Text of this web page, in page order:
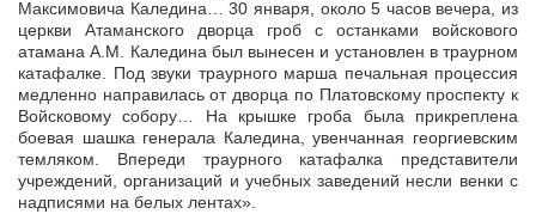
Максимовича Каледина… 30 января, около 5 часов вечера, из
церкви Атаманского дворца гроб с останками войскового
атамана А.М. Каледина был вынесен и установлен в траурном
катафалке. Под звуки траурного марша печальная процессия
медленно направилась от дворца по Платовскому проспекту к
Войсковому собору… На крышке гроба была прикреплена
боевая шашка генерала Каледина, увенчанная георгиевским
темляком. Впереди траурного катафалка представители
учреждений, организаций и учебных заведений несли венки с
надписями на белых лентах».